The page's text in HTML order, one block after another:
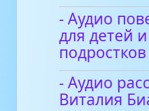
- Аудио
для детей и
подростков
- Аудио
Виталия